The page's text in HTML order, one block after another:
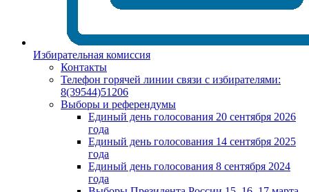
Избирательная комиссия
Контакты
Телефон горячей линии связи с избирателями:
8(39544)51206
Выборы и референдумы
Единый день голосования 20 сентября 2026
года
Единый день голосования 14 сентября 2025
года
Единый день голосования 8 сентября 2024
года